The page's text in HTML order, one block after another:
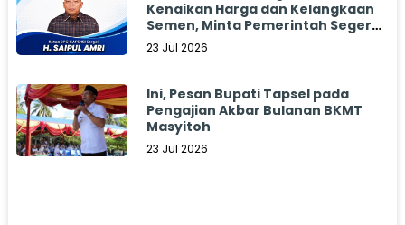
Kenaikan Harga dan Kelangkaan
Semen, Minta Pemerintah Segera
Bertindak
23 Jul 2026
Ini, Pesan Bupati Tapsel pada
Pengajian Akbar Bulanan BKMT
Masyitoh
23 Jul 2026